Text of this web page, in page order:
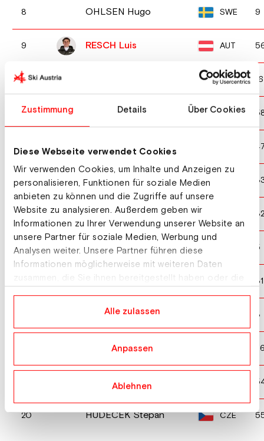
Zustimmung Details Über Cookies
Diese Webseite verwendet Cookies
Wir verwenden Cookies, um Inhalte und Anzeigen zu
personalisieren, Funktionen für soziale Medien
anbieten zu können und die Zugriffe auf unsere
Website zu analysieren. Außerdem geben wir
Informationen zu Ihrer Verwendung unserer Website an
unsere Partner für soziale Medien, Werbung und
Analysen weiter. Unsere Partner führen diese
Informationen möglicherweise mit weiteren Daten
zusammen, die Sie ihnen bereitgestellt haben oder die
Alle zulassen
Anpassen
Ablehnen
8 OHLSEN Hugo SWE 9
9 RESCH Luis AUT
10 AUT 16
11 LENGGER Benjamin AUT
12 SYRJA Elias
13 OBERRAUCH Niklas
14 RUCHTI Lars
15 SILVANDER Severi 5
31
LAJUNEN Elias 3
WAHLSTROEM Frank
SIVIGNON Timothe
20 HUDECEK Stepan CZE